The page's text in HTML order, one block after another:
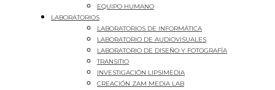
EQUIPO HUMANO
LABORATORIOS
LABORATORIOS DE INFORMÁTICA
LABORATORIO DE AUDIOVISUALES
LABORATORIO DE DISEÑO Y FOTOGRAFÍA
TRANSITIO
INVESTIGACIÓN LIPSIMEDIA
CREACIÓN ZAM MEDIA LAB